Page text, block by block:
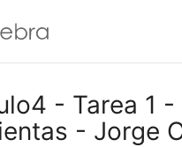
- Tarea 1 -
- Jorge